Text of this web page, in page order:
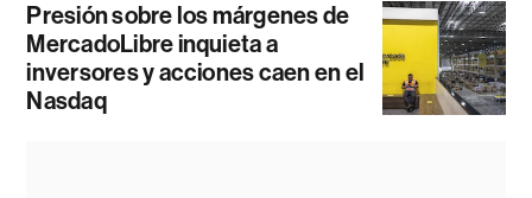
Presión sobre los márgenes de
MercadoLibre inquieta a
inversores y acciones caen en el
Nasdaq